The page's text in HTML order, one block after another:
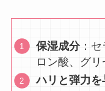
保湿成分：セ
ロン酸、グリ
ハリと弾力